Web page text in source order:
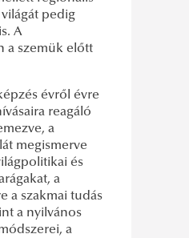
pedig
A
a szemük előtt
évről évre
reagáló
a
megismerve
és
a
a szakmai tudás
a nyilvános
a